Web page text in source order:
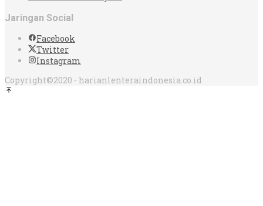
Jaringan Social
Facebook
Twitter
Instagram
Copyright©2020 - harianlenteraindonesia.co.id